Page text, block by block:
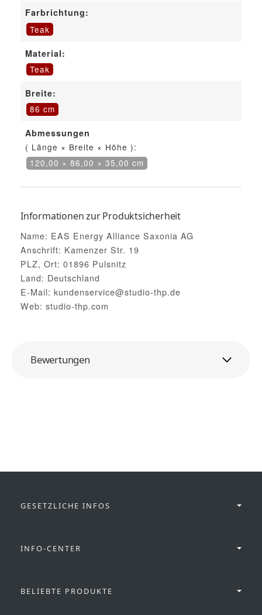
Farbrichtung:
Teak
Material:
Teak
Breite:
86 cm
Abmessungen
( Länge × Breite × Höhe ):
120,00 × 86,00 × 35,00 cm
Informationen zur Produktsicherheit
Name: EAS Energy Alliance Saxonia AG
Anschrift: Kamenzer Str. 19
PLZ, Ort: 01896 Pulsnitz
Land: Deutschland
E-Mail: kundenservice@studio-thp.de
Web: studio-thp.com
Bewertungen
GESETZLICHE INFOS
INFO-CENTER
BELIEBTE PRODUKTE